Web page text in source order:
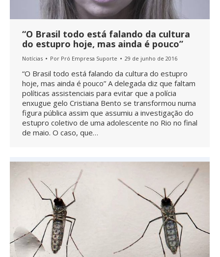
“O Brasil todo está falando da cultura
do estupro hoje, mas ainda é pouco”
Notícias Por Pró Empresa Suporte 29 de junho de 2016
“O Brasil todo está falando da cultura do estupro
hoje, mas ainda é pouco” A delegada diz que faltam
políticas assistenciais para evitar que a polícia
enxugue gelo Cristiana Bento se transformou numa
figura pública assim que assumiu a investigação do
estupro coletivo de uma adolescente no Rio no final
de maio. O caso, que…